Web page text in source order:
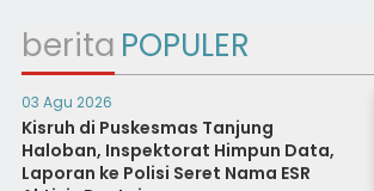
berita POPULER
03 Agu 2026
Kisruh di Puskesmas Tanjung
Haloban, Inspektorat Himpun Data,
Laporan ke Polisi Seret Nama ESR